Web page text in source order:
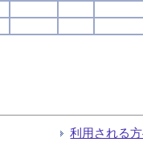
利用される